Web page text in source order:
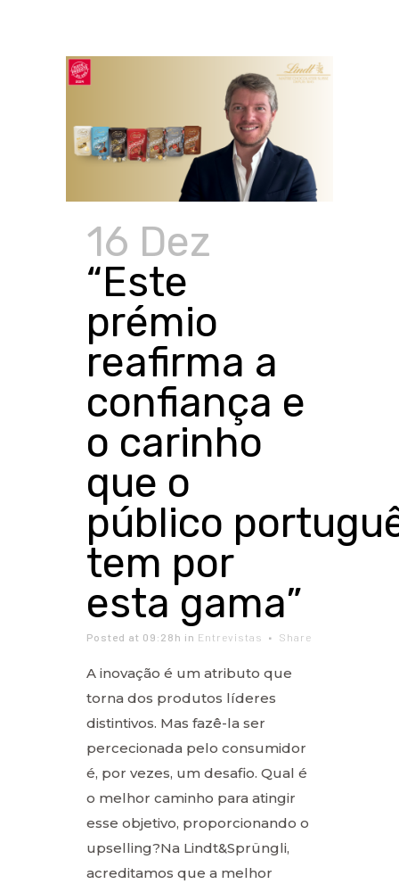
16 Dez
“Este
prémio
reafirma a
confiança e
o carinho
que o
público
tem por
esta gama”
Posted at 09:28h in Entrevistas Share
A inovação é um atributo que
torna dos produtos líderes
distintivos. Mas fazê-la ser
percecionada pelo consumidor
é, por vezes, um desafio. Qual é
o melhor caminho para atingir
esse objetivo, proporcionando o
upselling?Na Lindt&Sprüngli,
acreditamos que a melhor